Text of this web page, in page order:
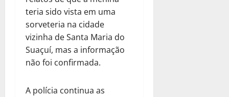
teria sido vista em uma
sorveteria na cidade
vizinha de Santa Maria do
Suaçuí, mas a informação
não foi confirmada.
A polícia continua as